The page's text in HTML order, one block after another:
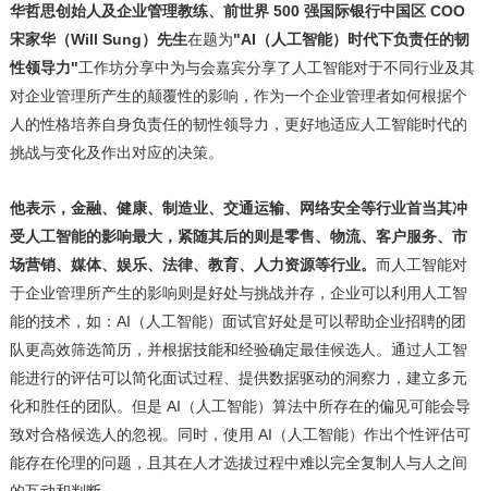
华哲思创始人及企业管理教练、前世界500 强国际银行中国区 COO
宋家华（Will Sung）先生在题为"AI（人工智能）时代下负责任的韧
性领导力"工作坊分享中为与会嘉宾分享了人工智能对于不同行业及其
对企业管理所产生的颠覆性的影响，作为一个企业管理者如何根据个
人的性格培养自身负责任的韧性领导力，更好地适应人工智能时代的
挑战与变化及作出对应的决策。
他表示，金融、健康、制造业、交通运输、网络安全等行业首当其冲
受人工智能的影响最大，紧随其后的则是零售、物流、客户服务、市
场营销、媒体、娱乐、法律、教育、人力资源等行业。 而人工智能对
于企业管理所产生的影响则是好处与挑战并存，企业可以利用人工智
能的技术，如：AI（人工智能）面试官好处是可以帮助企业招聘的团
队更高效筛选简历，并根据技能和经验确定最佳候选人。通过人工智
能进行的评估可以简化面试过程、提供数据驱动的洞察力，建立多元
化和胜任的团队。但是 AI（人工智能）算法中所存在的偏见可能会导
致对合格候选人的忽视。同时，使用 AI（人工智能）作出个性评估可
能存在伦理的问题，且其在人才选拔过程中难以完全复制人与人之间